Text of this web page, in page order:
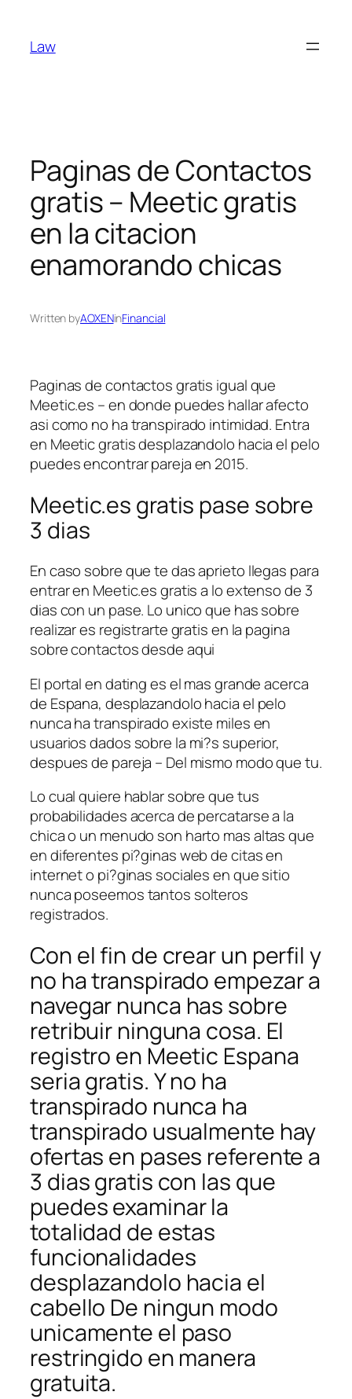
content
Law
Paginas de Contactos
gratis – Meetic gratis
en la citacion
enamorando chicas
Written byAOXENinFinancial
Paginas de contactos gratis igual que
Meetic.es – en donde puedes hallar afecto
asi­ como no ha transpirado intimidad. Entra
en Meetic gratis desplazandolo hacia el pelo
puedes encontrar pareja en 2015.
Meetic.es gratis pase sobre
3 dias
En caso sobre que te das aprieto llegas para
entrar en Meetic.es gratis a lo extenso de 3
dias con un pase. Lo unico que has sobre
realizar es registrarte gratis en la pagina
sobre contactos desde aqui
El portal en dating es el mas grande acerca
de Espana, desplazandolo hacia el pelo
nunca ha transpirado existe miles en
usuarios dados sobre la mi?s superior,
despues de pareja – Del mismo modo que tu.
Lo cual quiere hablar sobre que tus
probabilidades acerca de percatarse a la
chica o un menudo son harto mas altas que
en diferentes pi?ginas web de citas en
internet o pi?ginas sociales en que sitio
nunca poseemos tantos solteros
registrados.
Con el fin de crear un perfil y
no ha transpirado empezar a
navegar nunca has sobre
retribuir ninguna cosa. El
registro en Meetic Espana
seri­a gratis. Y no ha
transpirado nunca ha
transpirado usualmente hay
ofertas en pases referente a
3 dias gratis con las que
puedes examinar la
totalidad de estas
funcionalidades
desplazandolo hacia el
cabello De ningun modo
unicamente el paso
restringido en manera
gratuita.